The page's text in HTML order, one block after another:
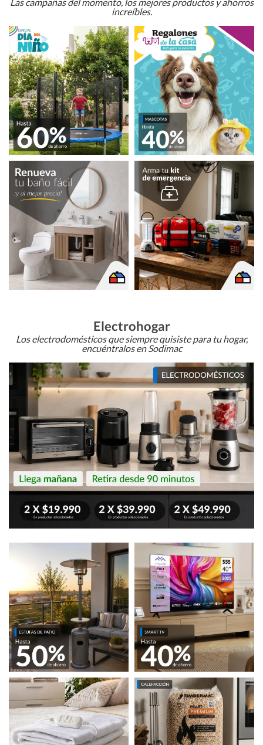
increíbles.
Electrohogar
Los electrodomésticos que siempre quisiste para tu hogar,
encuéntralos en Sodimac